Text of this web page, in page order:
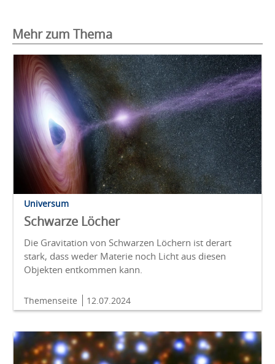
Mehr zum Thema
Universum
Schwarze Löcher
Die Gravitation von Schwarzen Löchern ist derart
stark, dass weder Materie noch Licht aus diesen
Objekten entkommen kann.
Themenseite 12.07.2024